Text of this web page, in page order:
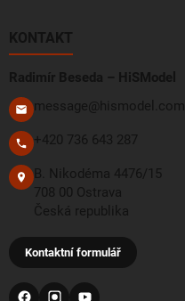
KONTAKT
Radimír Beseda – HiSModel
message@hismodel.com
+420 736 643 287
B. Nikodéma 4476/15
708 00 Ostrava
Česká republika
Kontaktní formulář